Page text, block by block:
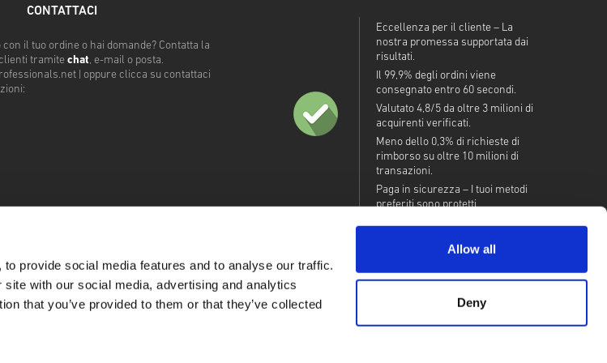
provide social media features and to analyse our traffic.
with our social media, advertising and analytics
that you’ve provided to them or that they’ve collected
Allow all
Deny
CONTATTACI
con il tuo ordine o hai domande? Contatta la
tramite chat, e-mail o posta.
| oppure clicca su contattaci
Eccellenza per il cliente – La
nostra promessa supportata dai
risultati.
Il 99,9% degli ordini viene
consegnato entro 60 secondi.
Valutato 4,8/5 da oltre 3 milioni di
acquirenti verificati.
Meno dello 0,3% di richieste di
rimborso su oltre 10 milioni di
transazioni.
Paga in sicurezza – I tuoi metodi
preferiti sono protetti.